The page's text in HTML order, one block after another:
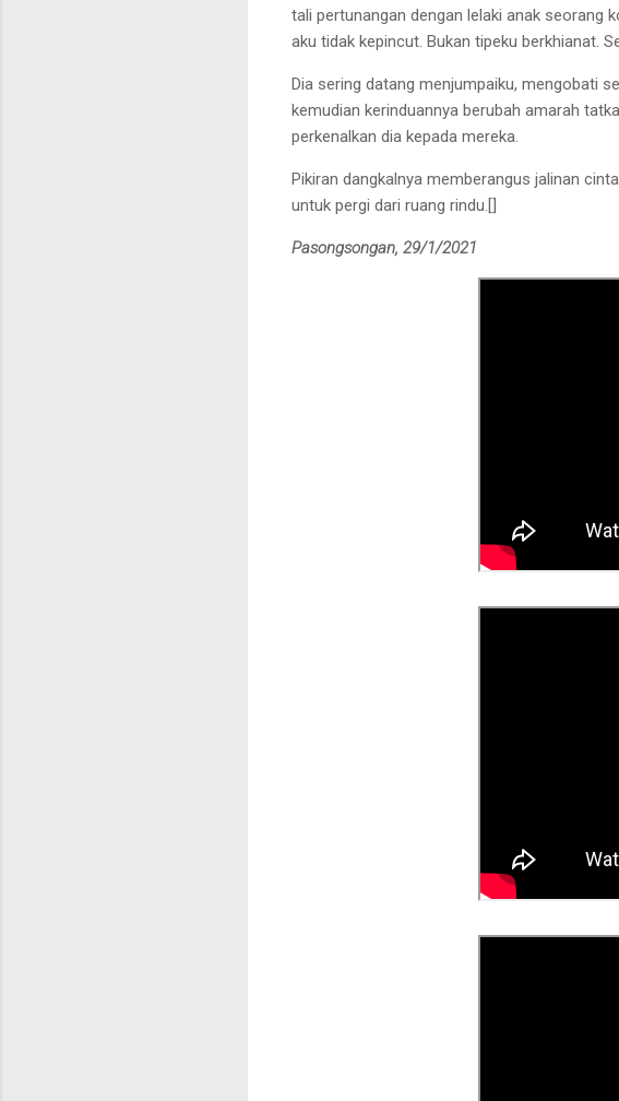
tali pertunangan dengan lelaki anak seorang
aku tidak kepincut. Bukan tipeku berkhianat.
Dia sering datang menjumpaiku, mengobati
kemudian kerinduannya berubah amarah
perkenalkan dia kepada mereka.
Pikiran dangkalnya memberangus jalinan
untuk pergi dari ruang rindu.[]
Pasongsongan, 29/1/2021